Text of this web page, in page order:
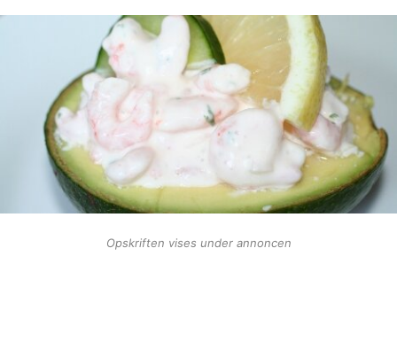
Opskriften vises under annoncen